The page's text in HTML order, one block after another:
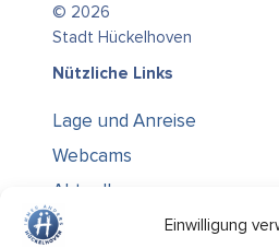
Einwilligung
© 2026
Stadt Hückelhoven
Nützliche Links
Lage und Anreise
Webcams
Aktuelles
Über uns